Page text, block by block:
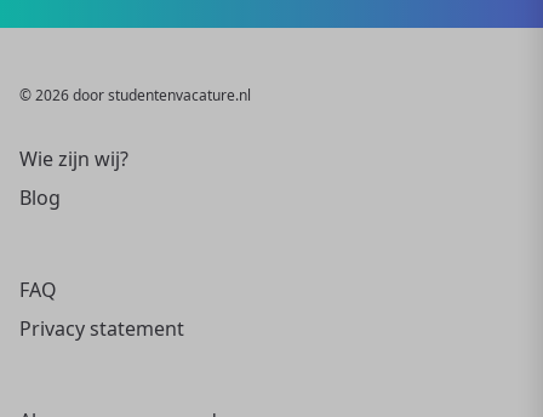
© 2026 door studentenvacature.nl
Wie zijn wij?
Blog
FAQ
Privacy statement